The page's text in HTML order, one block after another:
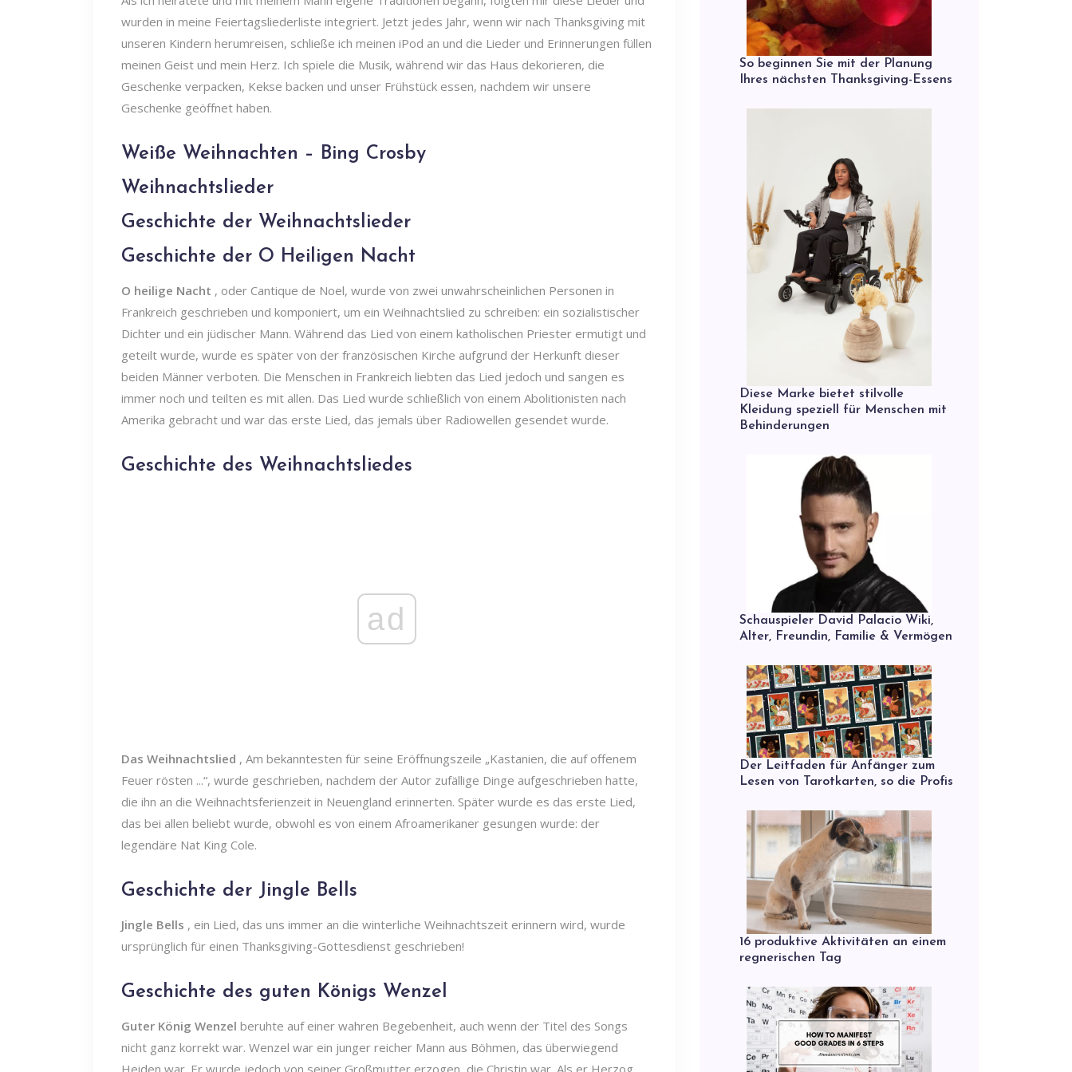
wurden in meine Feiertagsliederliste integriert. Jetzt jedes Jahr, wenn wir nach Thanksgiving mit
unseren Kindern herumreisen, schließe ich meinen iPod an und die Lieder und Erinnerungen füllen
meinen Geist und mein Herz. Ich spiele die Musik, während wir das Haus dekorieren, die
Geschenke verpacken, Kekse backen und unser Frühstück essen, nachdem wir unsere
Geschenke geöffnet haben.
Weiße Weihnachten – Bing Crosby
Weihnachtslieder
Geschichte der Weihnachtslieder
Geschichte der O Heiligen Nacht
O heilige Nacht , oder Cantique de Noel, wurde von zwei unwahrscheinlichen Personen in
Frankreich geschrieben und komponiert, um ein Weihnachtslied zu schreiben: ein sozialistischer
Dichter und ein jüdischer Mann. Während das Lied von einem katholischen Priester ermutigt und
geteilt wurde, wurde es später von der französischen Kirche aufgrund der Herkunft dieser
beiden Männer verboten. Die Menschen in Frankreich liebten das Lied jedoch und sangen es
immer noch und teilten es mit allen. Das Lied wurde schließlich von einem Abolitionisten nach
Amerika gebracht und war das erste Lied, das jemals über Radiowellen gesendet wurde.
Geschichte des Weihnachtsliedes
ad
Das Weihnachtslied , Am bekanntesten für seine Eröffnungszeile „Kastanien, die auf offenem
Feuer rösten ...“, wurde geschrieben, nachdem der Autor zufällige Dinge aufgeschrieben hatte,
die ihn an die Weihnachtsferienzeit in Neuengland erinnerten. Später wurde es das erste Lied,
das bei allen beliebt wurde, obwohl es von einem Afroamerikaner gesungen wurde: der
legendäre Nat King Cole.
Geschichte der Jingle Bells
Jingle Bells , ein Lied, das uns immer an die winterliche Weihnachtszeit erinnern wird, wurde
ursprünglich für einen Thanksgiving-Gottesdienst geschrieben!
Geschichte des guten Königs Wenzel
Guter König Wenzel beruhte auf einer wahren Begebenheit, auch wenn der Titel des Songs
nicht ganz korrekt war. Wenzel war ein junger reicher Mann aus Böhmen, das überwiegend
Heiden war. Er wurde jedoch von seiner Großmutter erzogen, die Christin war. Als er Herzog
So beginnen Sie mit der Planung
Ihres nächsten Thanksgiving-Essens
Diese Marke bietet stilvolle
Kleidung speziell für Menschen mit
Behinderungen
Schauspieler David Palacio Wiki,
Alter, Freundin, Familie & Vermögen
Der Leitfaden für Anfänger zum
Lesen von Tarotkarten, so die Profis
16 produktive Aktivitäten an einem
regnerischen Tag